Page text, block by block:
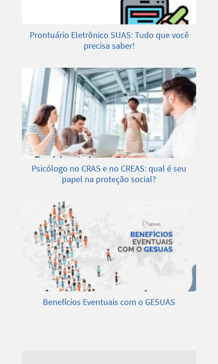
Prontuário Eletrônico SUAS: Tudo que você
precisa saber!
Psicólogo no CRAS e no CREAS: qual é seu
papel na proteção social?
Benefícios Eventuais com o GESUAS